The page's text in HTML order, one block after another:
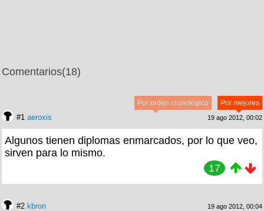
Comentarios(18)
Por mejores
Por orden cronológico
#1 aeroxis 19 ago 2012, 00:02
Algunos tienen diplomas enmarcados, por lo que veo,
sirven para lo mismo.
17
#2 kbron 19 ago 2012, 00:04